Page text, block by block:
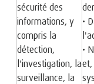
sécurité des
informations, y
compris la
détection,
l'investigation, la
surveillance, la
•
•
et,